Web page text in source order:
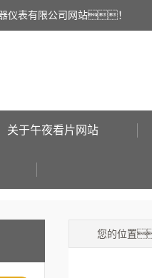
仪表有限公司网站！
关于午夜看片网站
您的位置